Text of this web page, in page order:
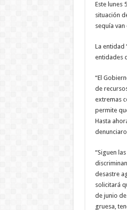
Este lunes
situación
sequía
La entidad
entidades
“El
de
extremas
permite
Hasta
“Siguen
desastre
solicitará
de junio
gruesa,